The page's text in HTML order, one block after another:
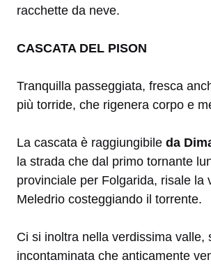
racchette da neve.
CASCATA DEL PISON
Tranquilla passeggiata, fresca
più torride, che rigenera corpo e
La cascata è raggiungibile da
la strada che dal primo tornante
provinciale per Folgarida, risale la
Meledrio costeggiando il torrente.
Ci si inoltra nella verdissima valle,
incontaminata che anticamente